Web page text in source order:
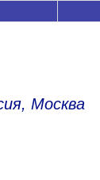
Москва